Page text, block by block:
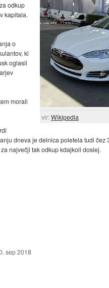
vir:Wikipedia
odkup
kapitala.
o
ki
oglasil
morali
dneva je delnica poletela tudi čez
največji tak odkup kdajkoli doslej.
sep 2018